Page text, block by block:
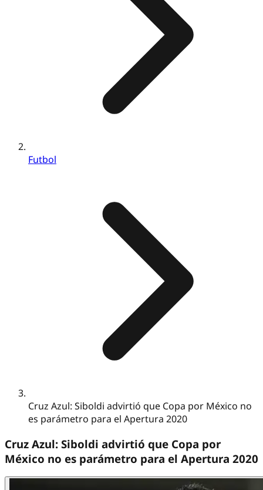
Futbol
Cruz Azul: Siboldi advirtió que Copa por México no
es parámetro para el Apertura 2020
Cruz Azul: Siboldi advirtió que Copa por
México no es parámetro para el Apertura 2020